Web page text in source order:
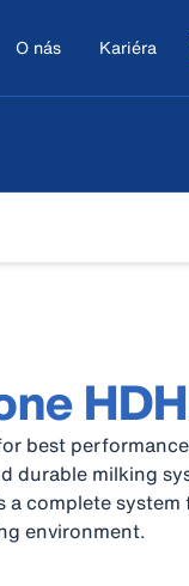
O nás Kariéra
best
durable milking
a complete system
environment.